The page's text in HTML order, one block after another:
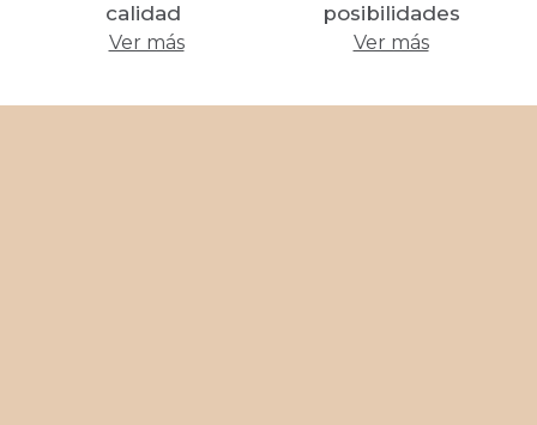
calidad
Ver más
posibilidades
Ver más